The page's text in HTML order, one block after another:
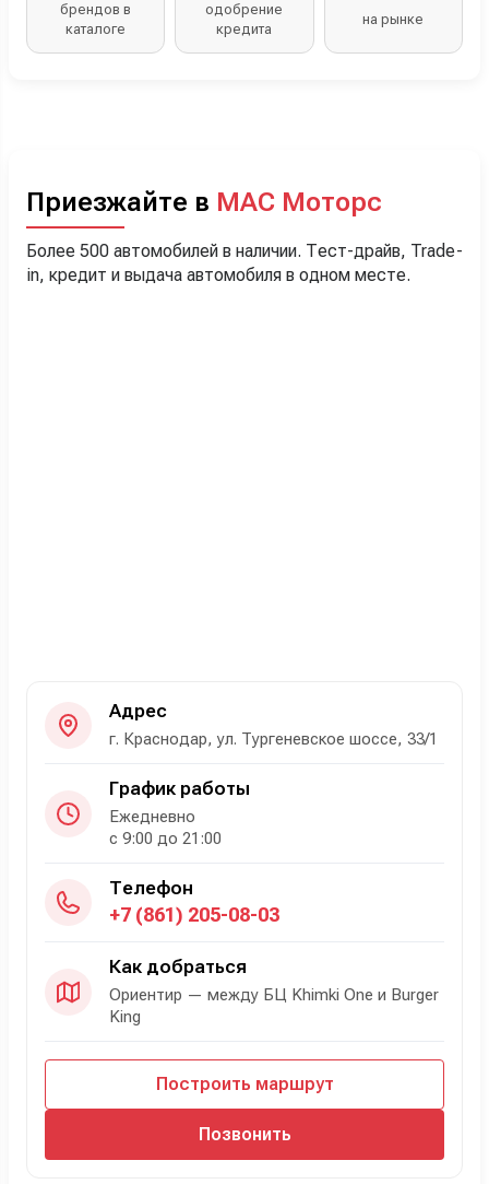
брендов в
каталоге
одобрение
кредита
на рынке
Приезжайте в МАС Моторс
Более 500 автомобилей в наличии. Тест-драйв, Trade-
in, кредит и выдача автомобиля в одном месте.
Адрес
г. Краснодар, ул. Тургеневское шоссе, 33/1
График работы
Ежедневно
с 9:00 до 21:00
Телефон
+7 (861) 205-08-03
Как добраться
Ориентир — между БЦ Khimki One и Burger
King
Построить маршрут
Позвонить